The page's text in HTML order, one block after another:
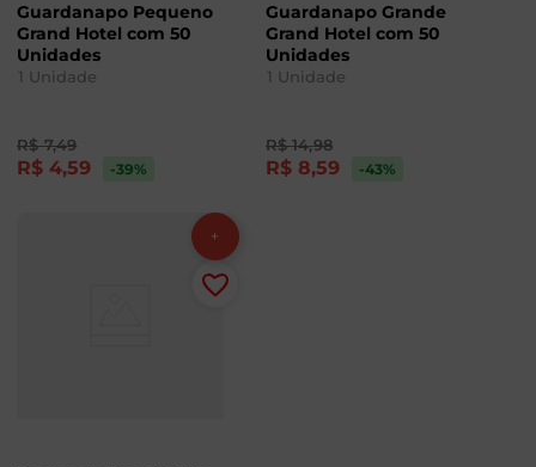
Guardanapo Pequeno
Grand Hotel com 50
Unidades
1 Unidade
R$ 7,49
R$ 4,59 -39%
Guardanapo Grande
Grand Hotel com 50
Unidades
1 Unidade
R$ 14,98
R$ 8,59 -43%